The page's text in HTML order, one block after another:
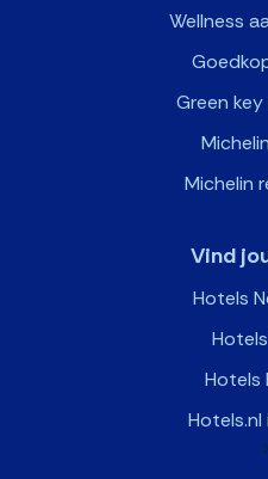
Wellness
Green
Michelin
Vind
Hotels
Hotels
Hotels.nl
>